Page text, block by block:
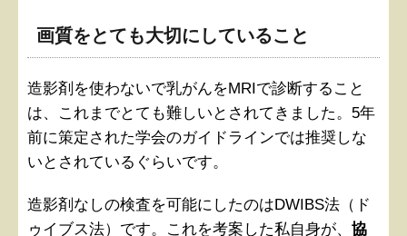
画質をとても大切にしていること
造影剤を使わないで乳がんをMRIで診断すること
は、これまでとても難しいとされてきました。5年
前に策定された学会のガイドラインでは推奨しな
いとされているぐらいです。
造影剤なしの検査を可能にしたのはDWIBS法（ド
ゥイブス法）です。これを考案した私自身が、 協